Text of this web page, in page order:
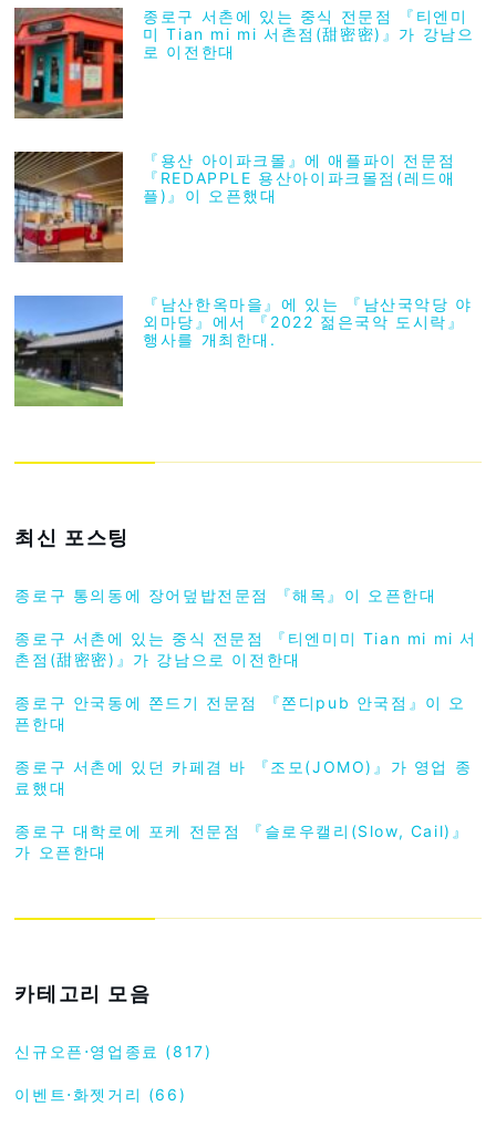
종로구 서촌에 있는 중식 전문점 『티엔미
미 Tian mi mi 서촌점(甜密密)』가 강남으
로 이전한대
『용산 아이파크몰』에 애플파이 전문점
『REDAPPLE 용산아이파크몰점(레드애
플)』이 오픈했대
『남산한옥마을』에 있는 『남산국악당 야
외마당』에서 『2022 젊은국악 도시락』
행사를 개최한대.
최신 포스팅
종로구 통의동에 장어덮밥전문점 『해목』이 오픈한대
종로구 서촌에 있는 중식 전문점 『티엔미미 Tian mi mi 서
촌점(甜密密)』가 강남으로 이전한대
종로구 안국동에 쫀드기 전문점 『쫀디pub 안국점』이 오
픈한대
종로구 서촌에 있던 카페겸 바 『조모(JOMO)』가 영업 종
료했대
종로구 대학로에 포케 전문점 『슬로우캘리(Slow, Cail)』
가 오픈한대
카테고리 모음
신규오픈⋅영업종료 (817)
이벤트⋅화젯거리 (66)